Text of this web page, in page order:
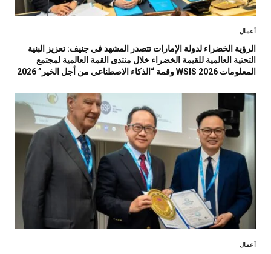
أعمال
الرؤية الخضراء لدولة الإمارات تتصدر المشهد في جنيف: تعزيز البنية
التحتية العالمية للقيمة الخضراء خلال منتدى القمة العالمية لمجتمع
المعلومات WSIS 2026 وقمة “الذكاء الاصطناعي من أجل الخير” 2026
أعمال